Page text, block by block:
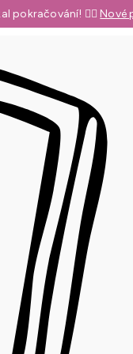
pokračování! 👉🏼Nové